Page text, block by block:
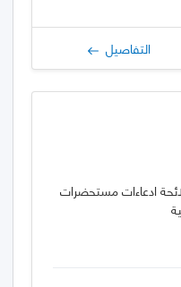
التفاصيل
ادعاءات مستحضرات